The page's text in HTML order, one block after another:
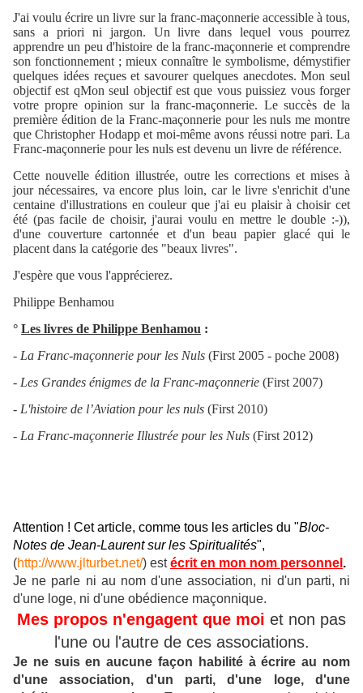
J'ai voulu écrire un livre sur la franc-maçonnerie accessible à tous,
sans a priori ni jargon. Un livre dans lequel vous pourrez
apprendre un peu d'histoire de la franc-maçonnerie et comprendre
son fonctionnement ; mieux connaître le symbolisme, démystifier
quelques idées reçues et savourer quelques anecdotes. Mon seul
objectif est qMon seul objectif est que vous puissiez vous forger
votre propre opinion sur la franc-maçonnerie. Le succès de la
première édition de la Franc-maçonnerie pour les nuls me montre
que Christopher Hodapp et moi-même avons réussi notre pari. La
Franc-maçonnerie pour les nuls est devenu un livre de référence.
Cette nouvelle édition illustrée, outre les corrections et mises à
jour nécessaires, va encore plus loin, car le livre s'enrichit d'une
centaine d'illustrations en couleur que j'ai eu plaisir à choisir cet
été (pas facile de choisir, j'aurai voulu en mettre le double :-)),
d'une couverture cartonnée et d'un beau papier glacé qui le
placent dans la catégorie des "beaux livres".
J'espère que vous l'apprécierez.
Philippe Benhamou
° Les livres de Philippe Benhamou :
- La Franc-maçonnerie pour les Nuls (First 2005 - poche 2008)
- Les Grandes énigmes de la Franc-maçonnerie (First 2007)
- L'histoire de l’Aviation pour les nuls (First 2010)
- La Franc-maçonnerie Illustrée pour les Nuls (First 2012)
Attention ! Cet article, comme tous les articles du "Bloc-
Notes de Jean-Laurent sur les Spiritualités",
(http://www.jlturbet.net/) estécrit en mon nom personnel .
Je ne parle ni au nom d'une association, ni d'un parti, ni
d'une loge, ni d'une obédience maçonnique.
Mes propos n'engagent que moi et non pas
l'une ou l'autre de ces associations.
Je ne suis en aucune façon habilité à écrire au nom
d'une association, d'un parti, d'une loge, d'une